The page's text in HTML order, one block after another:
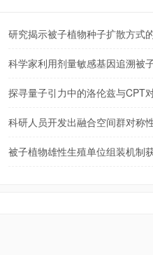
研究揭示被子植物种子扩散方式
科学家利用剂量敏感基因追溯被
探寻量子引力中的洛伦兹与CPT
科研人员开发出融合空间群对称
被子植物雄性生殖单位组装机制